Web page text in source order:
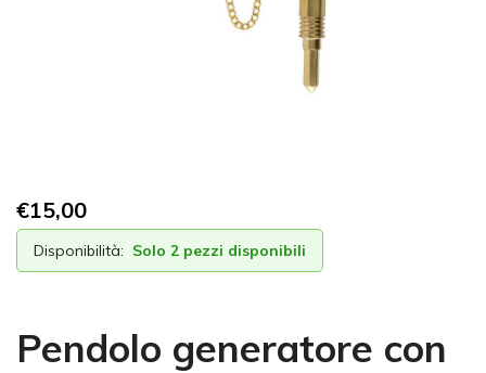
€15,00
Disponibilità: Solo 2 pezzi disponibili
Pendolo generatore con